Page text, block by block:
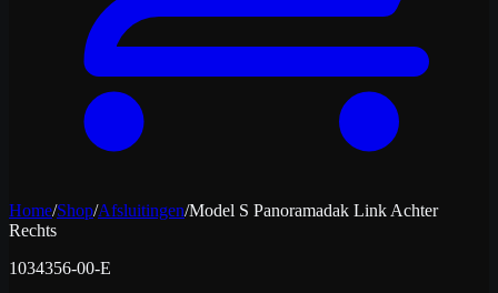
Home/Shop/Afsluitingen/Model S Panoramadak Link Achter
Rechts
1034356-00-E